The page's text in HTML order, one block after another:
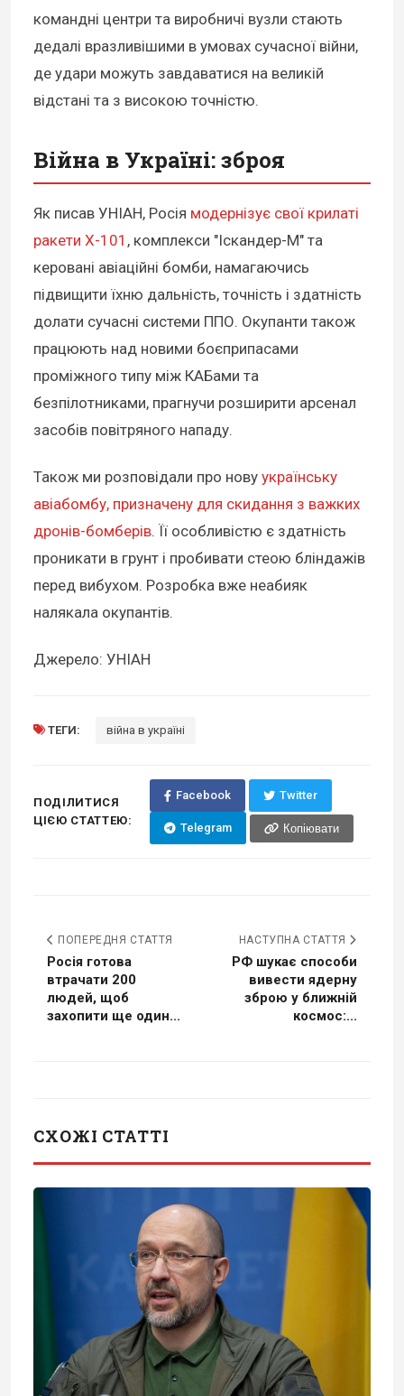
командні центри та виробничі вузли стають
дедалі вразливішими в умовах сучасної війни,
де удари можуть завдаватися на великій
відстані та з високою точністю.
Війна в Україні: зброя
Як писав УНІАН, Росія модернізує свої крилаті
ракети Х-101 , комплекси "Іскандер-М" та
керовані авіаційні бомби, намагаючись
підвищити їхню дальність, точність і здатність
долати сучасні системи ППО. Окупанти також
працюють над новими боєприпасами
проміжного типу між КАБами та
безпілотниками, прагнучи розширити арсенал
засобів повітряного нападу.
Також ми розповідали про нову українську
авіабомбу, призначену для скидання з важких
дронів-бомберів. Її особливістю є здатність
проникати в грунт і пробивати стеою бліндажів
перед вибухом. Розробка вже неабияк
налякала окупантів.
Джерело: УНІАН
ТЕГИ: війна в україні
ПОДІЛИТИСЯ
ЦІЄЮ СТАТТЕЮ:
Facebook Twitter
Telegram Копіювати
ПОПЕРЕДНЯ СТАТТЯ
Росія готова
втрачати 200
людей, щоб
захопити ще один...
НАСТУПНА СТАТТЯ
РФ шукає способи
вивести ядерну
зброю у ближній
космос:...
СХОЖІ СТАТТІ